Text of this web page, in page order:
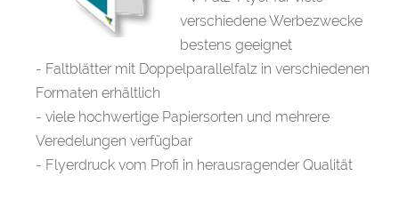
verschiedene Werbezwecke
bestens geeignet
- Faltblätter mit Doppelparallelfalz in verschiedenen
Formaten erhältlich
- viele hochwertige Papiersorten und mehrere
Veredelungen verfügbar
- Flyerdruck vom Profi in herausragender Qualität